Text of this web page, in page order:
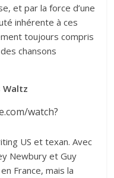
et par la force d’une
inhérente à ces
toujours compris
chansons
Waltz
watch?
US et texan. Avec
Newbury et Guy
France, mais la